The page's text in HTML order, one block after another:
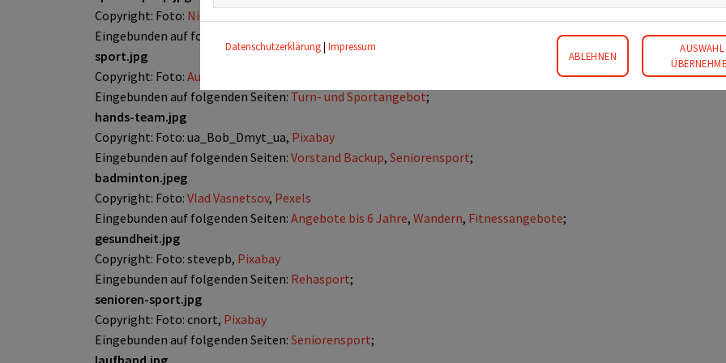
Copyright: Foto: Nick Morrison
Eingebunden auf folgenden Seiten:
sport.jpg
Copyright: Foto: Austris Augusts
Eingebunden auf folgenden Seiten: Turn- und Sportangebot;
hands-team.jpg
Copyright: Foto: ua_Bob_Dmyt_ua, Pixabay
Eingebunden auf folgenden Seiten: Vorstand Backup, Seniorensport;
badminton.jpeg
Copyright: Foto: Vlad Vasnetsov, Pexels
Eingebunden auf folgenden Seiten: Angebote bis 6 Jahre, Wandern, Fitnessangebote;
gesundheit.jpg
Copyright: Foto: stevepb, Pixabay
Eingebunden auf folgenden Seiten: Rehasport;
senioren-sport.jpg
Copyright: Foto: cnort, Pixabay
Eingebunden auf folgenden Seiten: Seniorensport;
laufband.jpg
Datenschutzerklärung| Impressum
ABLEHNEN
AUSWAHL